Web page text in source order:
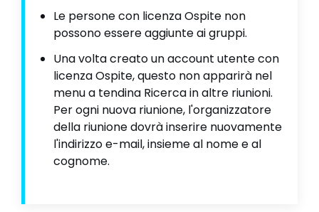
Le persone con licenza Ospite non
possono essere aggiunte ai gruppi.
Una volta creato un account utente con
licenza Ospite, questo non apparirà nel
menu a tendina Ricerca in altre riunioni.
Per ogni nuova riunione, l'organizzatore
della riunione dovrà inserire nuovamente
l'indirizzo e-mail, insieme al nome e al
cognome.